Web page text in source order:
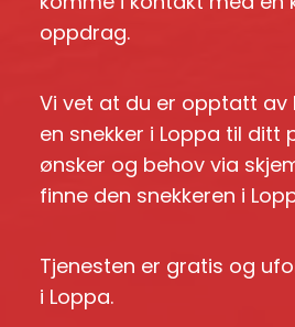
oppdrag.
Vi vet at du er opptatt av
en snekker i Loppa til ditt
ønsker og behov via
finne den snekkeren i
Tjenesten er gratis og
i Loppa.